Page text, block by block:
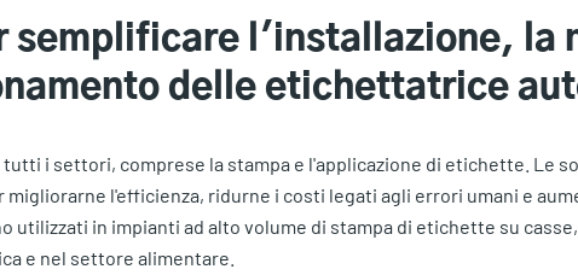
semplificare l'installazione, la
delle etichettatrice
tutti i settori, comprese la stampa e l'applicazione di etichette. Le
l'efficienza, ridurne i costi legati agli errori umani e
utilizzati in impianti ad alto volume di stampa di etichette su
e nel settore alimentare.